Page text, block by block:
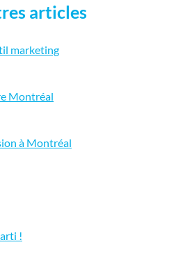
articles
marketing
Montréal
à Montréal
!